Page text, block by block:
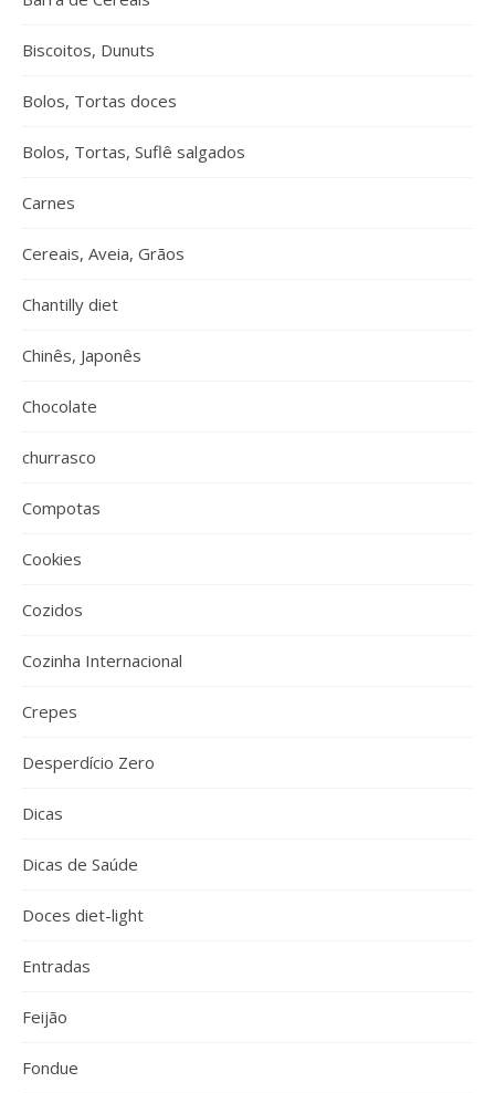
Biscoitos, Dunuts
Bolos, Tortas doces
Bolos, Tortas, Suflê salgados
Carnes
Cereais, Aveia, Grãos
Chantilly diet
Chinês, Japonês
Chocolate
churrasco
Compotas
Cookies
Cozidos
Cozinha Internacional
Crepes
Desperdício Zero
Dicas
Dicas de Saúde
Doces diet-light
Entradas
Feijão
Fondue